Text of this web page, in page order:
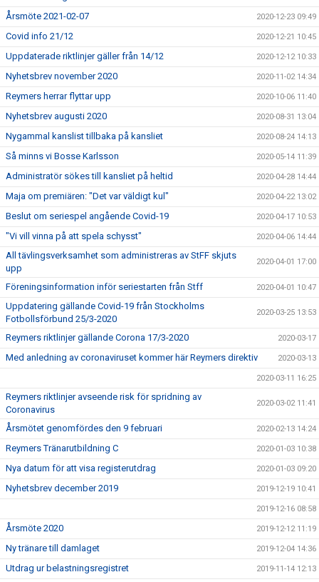
Årsmöte 2021-02-07 2020-12-23 09:49
Covid info 21/12 2020-12-21 10:45
Uppdaterade riktlinjer gäller från 14/12 2020-12-12 10:33
Nyhetsbrev november 2020 2020-11-02 14:34
Reymers herrar flyttar upp 2020-10-06 11:40
Nyhetsbrev augusti 2020 2020-08-31 13:04
Nygammal kanslist tillbaka på kansliet 2020-08-24 14:13
Så minns vi Bosse Karlsson 2020-05-14 11:39
Administratör sökes till kansliet på heltid 2020-04-28 14:44
Maja om premiären: "Det var väldigt kul" 2020-04-22 13:02
Beslut om seriespel angående Covid-19 2020-04-17 10:53
"Vi vill vinna på att spela schysst" 2020-04-06 14:44
All tävlingsverksamhet som administreras av StFF skjuts
upp
2020-04-01 17:00
Föreningsinformation inför seriestarten från Stff 2020-04-01 10:47
Uppdatering gällande Covid-19 från Stockholms
Fotbollsförbund 25/3-2020
2020-03-25 13:53
Reymers riktlinjer gällande Corona 17/3-2020 2020-03-17
Med anledning av coronaviruset kommer här Reymers direktiv 2020-03-13
2020-03-11 16:25
Reymers riktlinjer avseende risk för spridning av
Coronavirus
2020-03-02 11:41
Årsmötet genomfördes den 9 februari 2020-02-13 14:24
Reymers Tränarutbildning C 2020-01-03 10:38
Nya datum för att visa registerutdrag 2020-01-03 09:20
Nyhetsbrev december 2019 2019-12-19 10:41
2019-12-16 08:58
Årsmöte 2020 2019-12-12 11:19
Ny tränare till damlaget 2019-12-04 14:36
Utdrag ur belastningsregistret 2019-11-14 12:13